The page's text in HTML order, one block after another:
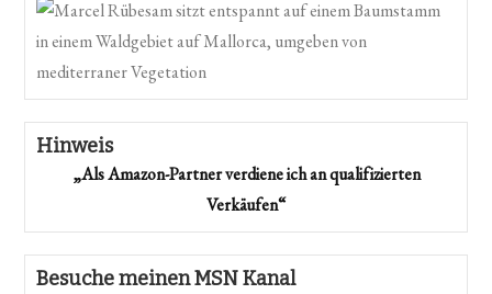
Hinweis
„Als Amazon-Partner verdiene ich an qualifizierten
Verkäufen“
Besuche meinen MSN Kanal